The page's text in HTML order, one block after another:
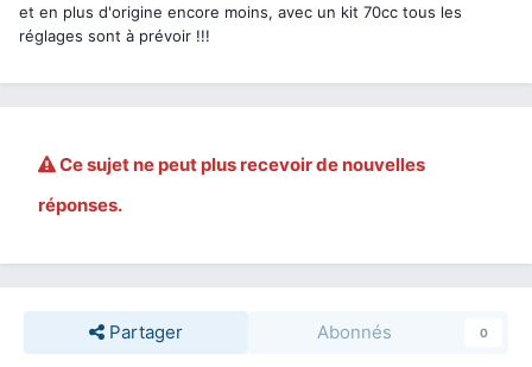
et en plus d'origine encore moins, avec un kit 70cc tous les
réglages sont à prévoir !!!
Ce sujet ne peut plus recevoir de nouvelles
réponses.
Partager Abonnés 0